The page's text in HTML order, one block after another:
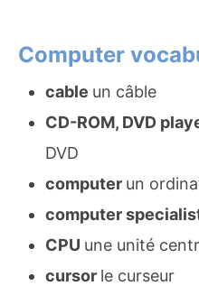
Computer
cable un câble
CD-ROM, DVD
DVD
computer un
computer
CPU une unité
cursor le curseur